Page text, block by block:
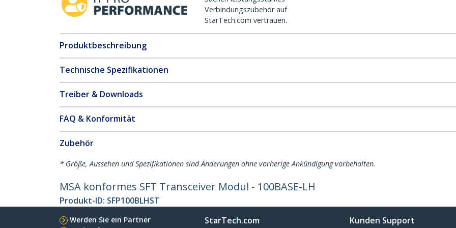
Verbindungszubehör auf
StarTech.com vertrauen.
Produktbeschreibung
Technische Spezifikationen
Treiber & Downloads
FAQ & Konformität
Zubehör
* Größe, Aussehen und Spezifikationen sind Änderungen ohne vorherige Ankündigung vorbehalten.
MSA konformes SFT Transceiver Modul - 100BASE-LH
Produkt-ID: SFP100BLHST
Werden Sie ein Partner
StarTech.com Kunden Support